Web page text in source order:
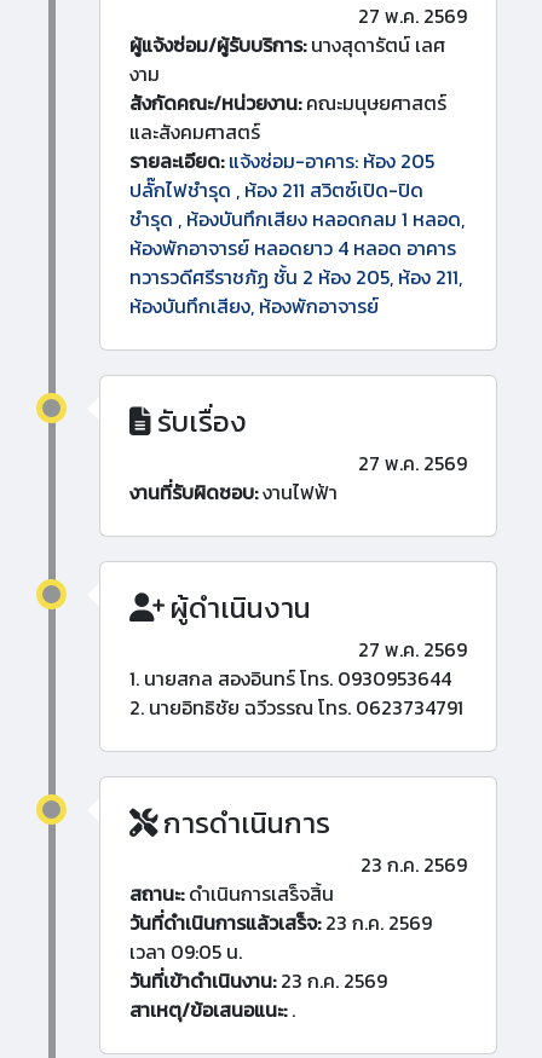
27 พ.ค. 2569
ผู้แจ้งซ่อม/ผู้รับบริการ:นางสุดารัตน์ เลศ
งาม
สังกัดคณะ/หน่วยงาน:คณะมนุษยศาสตร์
และสังคมศาสตร์
รายละเอียด: แจ้งซ่อม-อาคาร: ห้อง 205
ปลั๊กไฟชำรุด , ห้อง 211 สวิตซ์เปิด-ปิด
ชำรุด , ห้องบันทึกเสียง หลอดกลม 1 หลอด,
ห้องพักอาจารย์ หลอดยาว 4 หลอด อาคาร
ทวารวดีศรีราชภัฏ ชั้น 2 ห้อง 205, ห้อง 211,
ห้องบันทึกเสียง, ห้องพักอาจารย์
รับเรื่อง
27 พ.ค. 2569
งานที่รับผิดชอบ:งานไฟฟ้า
ผู้ดำเนินงาน
27 พ.ค. 2569
1. นายสกล สองอินทร์ โทร. 0930953644
2. นายอิทธิชัย ฉวีวรรณ โทร. 0623734791
การดำเนินการ
23 ก.ค. 2569
สถานะ:ดำเนินการเสร็จสิ้น
วันที่ดำเนินการแล้วเสร็จ:23 ก.ค. 2569
เวลา 09:05 น.
วันที่เข้าดำเนินงาน:23 ก.ค. 2569
สาเหตุ/ข้อเสนอแนะ:.